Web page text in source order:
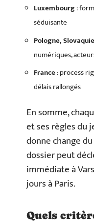
Luxembourg:
séduisante
Pologne,
numériques,
France: process
délais rallongés
En somme,
et ses règles du
donne change
dossier peut
immédiate à
jours à Paris.
Quels